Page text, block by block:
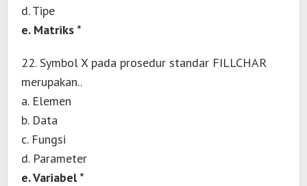
d. Tipe
e. Matriks *
22. Symbol X pada prosedur standar FILLCHAR
merupakan..
a. Elemen
b. Data
c. Fungsi
d. Parameter
e. Variabel *